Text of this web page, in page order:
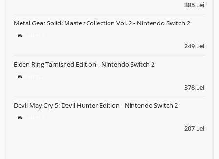
385 Lei
249 Lei
Metal Gear Solid: Master Collection Vol. 2 - Nintendo Switch 2
378 Lei
Elden Ring Tarnished Edition - Nintendo Switch 2
207 Lei
Devil May Cry 5: Devil Hunter Edition - Nintendo Switch 2